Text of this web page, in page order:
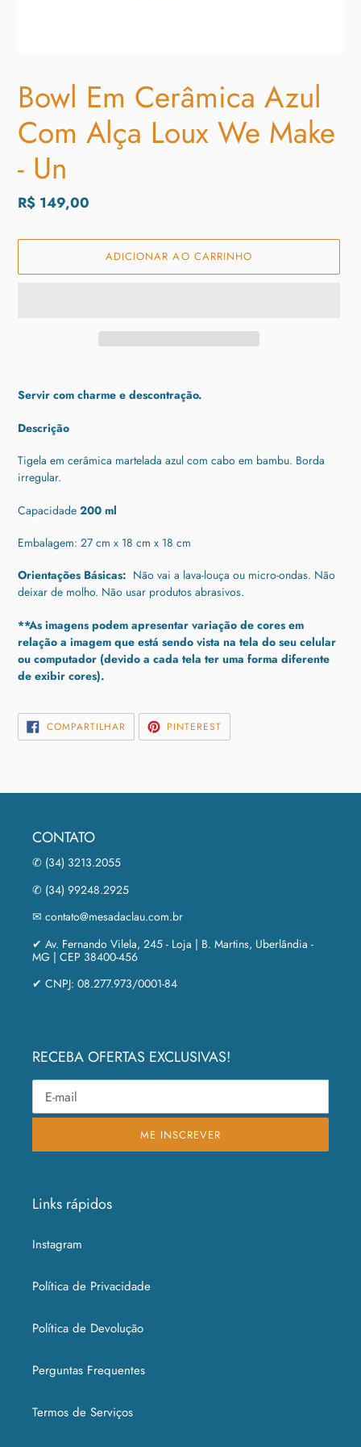
Bowl Em Cerâmica Azul
Com Alça Loux We Make
- Un
Preço
R$ 149,00
ADICIONAR AO CARRINHO
o
produto
ao
carrinho
Servir com charme e descontração.
Descrição
Tigela em cerâmica martelada azul com cabo em bambu. Borda
irregular.
Capacidade 200 ml
Embalagem: 27 cm x 18 cm x 18 cm
Orientações Básicas: Não vai a lava-louça ou micro-ondas. Não
deixar de molho. Não usar produtos abrasivos.
**As imagens podem apresentar variação de cores em
relação a imagem que está sendo vista na tela do seu celular
ou computador (devido a cada tela ter uma forma diferente
de exibir cores).
COMPARTILHAR COMPARTILHAR
NO
FACEBOOK
PINTEREST
PIN
CONTATO
✆ (34) 3213.2055
✆ (34) 99248.2925
✉ contato@mesadaclau.com.br
✔ Av. Fernando Vilela, 245 - Loja | B. Martins, Uberlândia -
MG | CEP 38400-456
✔ CNPJ: 08.277.973/0001-84
RECEBA OFERTAS EXCLUSIVAS!
ME INSCREVER
Links rápidos
Instagram
Política de Privacidade
Política de Devolução
Perguntas Frequentes
Termos de Serviços